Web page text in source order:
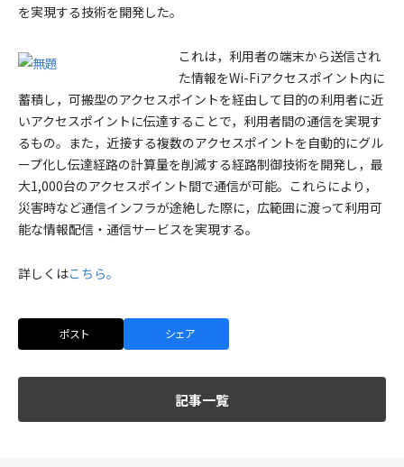
を実現する技術を開発した。
これは，利用者の端末から送信され
た情報をWi-Fiアクセスポイント内に
蓄積し，可搬型のアクセスポイントを経由して目的の利用者に近
いアクセスポイントに伝達することで，利用者間の通信を実現す
るもの。また，近接する複数のアクセスポイントを自動的にグル
ープ化し伝達経路の計算量を削減する経路制御技術を開発し，最
大1,000台のアクセスポイント間で通信が可能。これらにより，
災害時など通信インフラが途絶した際に，広範囲に渡って利用可
能な情報配信・通信サービスを実現する。
詳しくはこちら。
ポスト シェア
記事一覧